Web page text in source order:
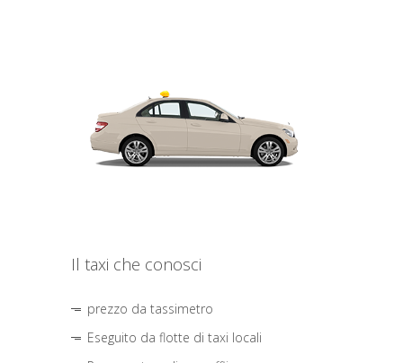
Il taxi che conosci
prezzo da tassimetro
Eseguito da flotte di taxi locali